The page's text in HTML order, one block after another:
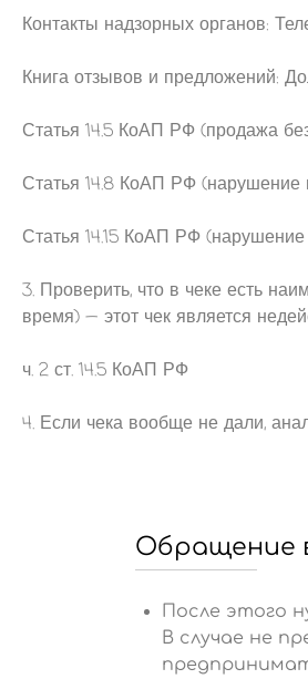
Контакты надзорных органов:
Книга отзывов и предложений:
Статья 14.5 КоАП РФ (продажа
Статья 14.8 КоАП РФ
Статья 14.15 КоАП РФ
3. Проверить, что в чеке есть
время) — этот чек является
ч. 2 ст. 14.5 КоАП РФ
4. Если чека вообще не дали,
Обращение
После этого
В случае не